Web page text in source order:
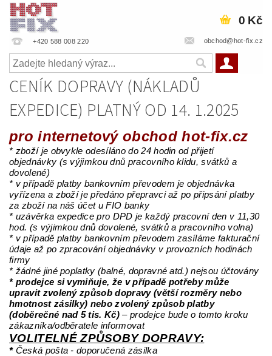
+420 588 008 220 obchod@hot-fix.cz
0 Kč
CENÍK DOPRAVY (NÁKLADŮ
EXPEDICE) PLATNÝ OD 14. 1.2025
pro internetový obchod hot-fix.cz
* zboží je obvykle odesíláno do 24 hodin od přijetí
objednávky (s výjimkou dnů pracovního klidu, svátků a
dovolené)
* v případě platby bankovním převodem je objednávka
vyřízena a zboží je předáno přepravci až po připsání platby
za zboží na náš účet u FIO banky
* uzávěrka expedice pro DPD je každý pracovní den v 11,30
hod. (s výjimkou dnů dovolené, svátků a pracovního volna)
* v případě platby bankovním převodem zasíláme fakturační
údaje až po zpracování objednávky v provozních hodinách
firmy
* žádné jiné poplatky (balné, dopravné atd.) nejsou účtovány
* prodejce si vymiňuje, že v případě potřeby může
upravit zvolený způsob dopravy (větší rozměry nebo
hmotnost zásilky) nebo zvolený způsob platby
(doběrečné nad 5 tis. Kč) – prodejce bude o tomto kroku
zákazníka/odběratele informovat
VOLITELNÉ ZPŮSOBY DOPRAVY:
* Česká pošta - doporučená zásilka